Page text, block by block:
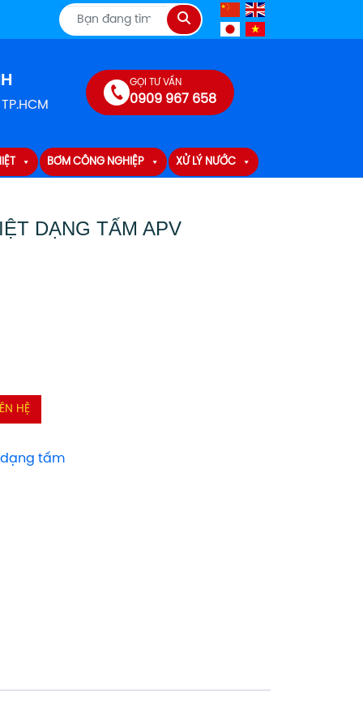
Tìm
kiếm
GỌI TƯ VẤN
0909 967 658
BƠM CÔNG NGHIỆP XỬ LÝ NƯỚC
DẠNG TẤM APV
HỆ
tấm